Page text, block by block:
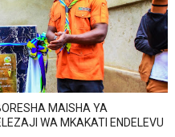
MAISHA YA
WA MKAKATI ENDELEVU